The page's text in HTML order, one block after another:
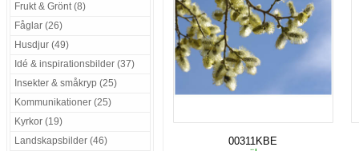
Frukt & Grönt (8)
Fåglar (26)
Husdjur (49)
Idé & inspirationsbilder (37)
Insekter & småkryp (25)
Kommunikationer (25)
Kyrkor (19)
Landskapsbilder (46)
00311KBE